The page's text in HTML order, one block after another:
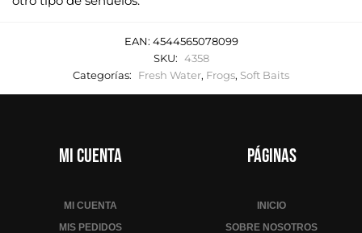
EAN: 4544565078099
SKU: 4358
Categorías:
Fresh Water, Frogs, Soft Baits
Mi cuenta
MI CUENTA
MIS PEDIDOS
Páginas
INICIO
SOBRE NOSOTROS